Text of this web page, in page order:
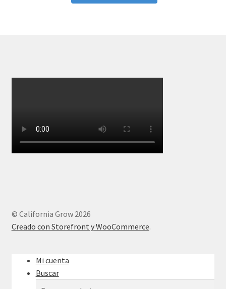
© California Grow 2026
Creado con Storefront y WooCommerce.
Mi cuenta
Buscar